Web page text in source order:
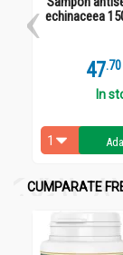
Tamponări
echinaceea
47.7
In
CUMPARATE